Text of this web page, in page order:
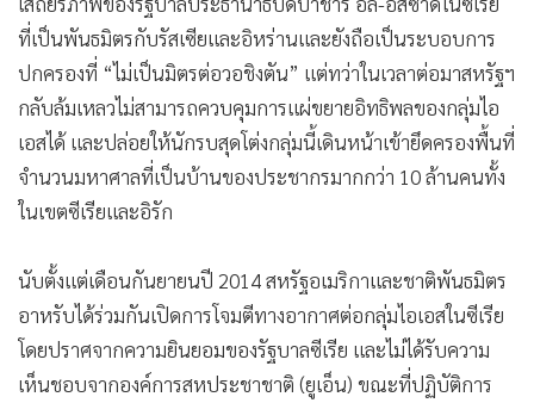
ที่เป็นพันธมิตรกับรัสเซียและอิหร่านและยังถือเป็นระบอบการ
ปกครองที่ “ไม่เป็นมิตรต่อวอชิงตัน” แต่ทว่าในเวลาต่อมาสหรัฐฯ
กลับล้มเหลวไม่สามารถควบคุมการแผ่ขยายอิทธิพลของกลุ่มไอ
เอสได้ และปล่อยให้นักรบสุดโต่งกลุ่มนี้เดินหน้าเข้ายึดครองพื้นที่
จำนวนมหาศาลที่เป็นบ้านของประชากรมากกว่า 10 ล้านคนทั้ง
ในเขตซีเรียและอิรัก
นับตั้งแต่เดือนกันยายนปี 2014 สหรัฐอเมริกาและชาติพันธมิตร
อาหรับได้ร่วมกันเปิดการโจมตีทางอากาศต่อกลุ่มไอเอสในซีเรีย
โดยปราศจากความยินยอมของรัฐบาลซีเรีย และไม่ได้รับความ
เห็นชอบจากองค์การสหประชาชาติ (ยูเอ็น) ขณะที่ปฏิบัติการ